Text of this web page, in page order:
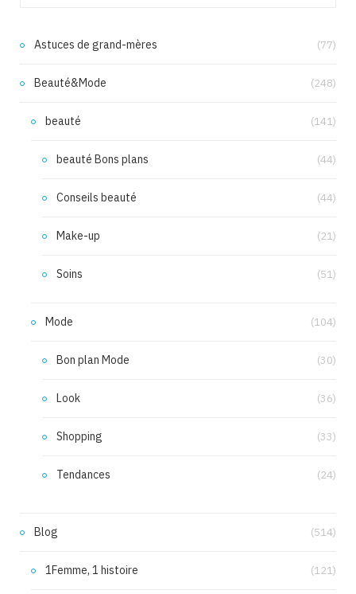
Astuces de grand-mères (77)
Beauté&Mode (248)
beauté (141)
beauté Bons plans (44)
Conseils beauté (44)
Make-up (21)
Soins (51)
Mode (104)
Bon plan Mode (30)
Look (36)
Shopping (33)
Tendances (24)
Blog (514)
1Femme, 1 histoire (121)